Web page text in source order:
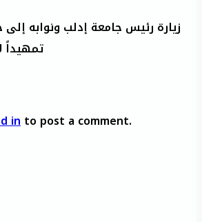
زيارة رئيس جامعة إدلب ونوابه
تمهيداً
into post a comment.